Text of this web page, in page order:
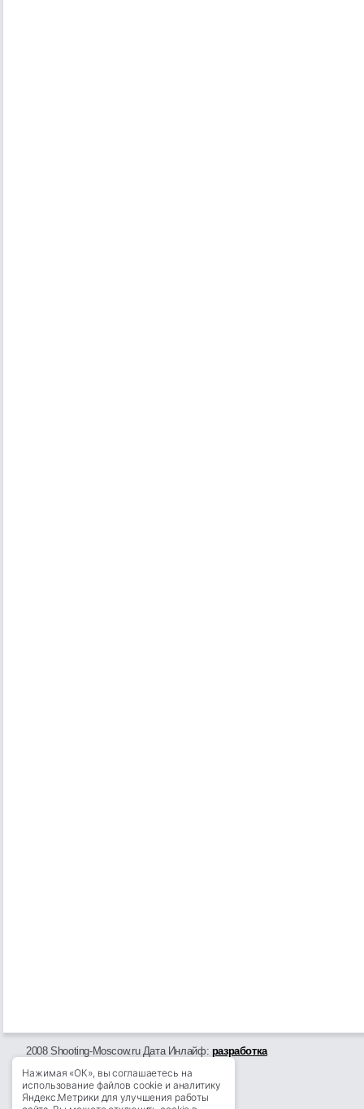
2008 Shooting-Moscow.ru Дата Инлайф: разработка
Нажимая «ОК», вы соглашаетесь на
использование файлов cookie и аналитику
Яндекс.Метрики для улучшения работы